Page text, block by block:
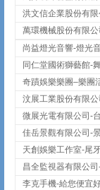
汶展工業股份有限公